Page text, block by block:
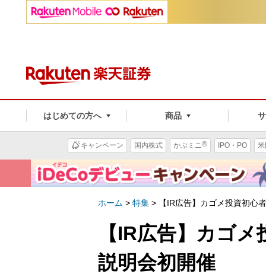
はじめての方へ 商品
キャンペーン 国内株式 かぶミニ® IPO・PO
ホーム > 特集 > 【IR広告】カゴメ投資初心
【IR広告】カゴ
説明会初開催